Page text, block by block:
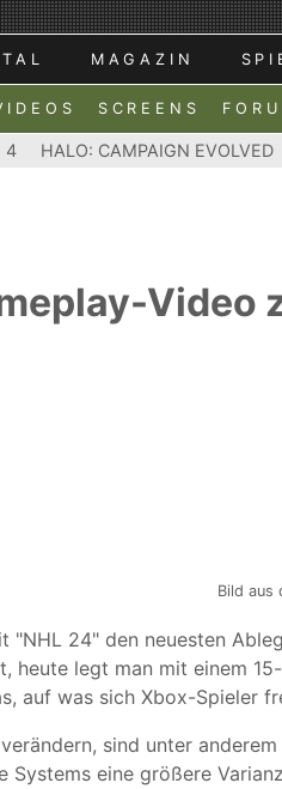
MAGAZIN
SCREENS
4 HALO: CAMPAIGN EVOLVED
Bild aus
"NHL 24" den neuesten
heute legt man mit einem
auf was sich Xbox-Spieler
sind unter
Systems eine größere